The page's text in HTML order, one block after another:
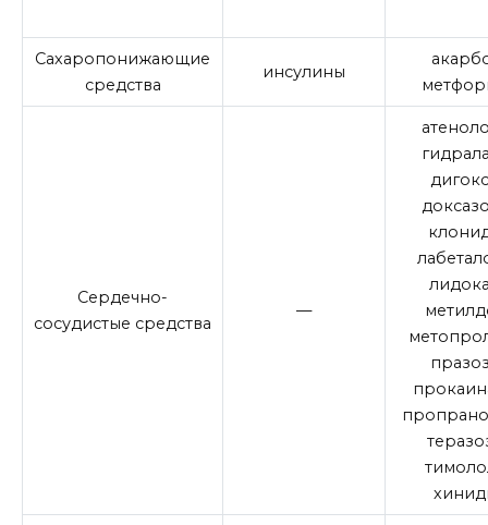
Сахаропонижающие
средства
инсулины
Сердечно-
сосудистые средства
—